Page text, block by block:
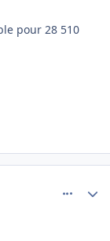
pour 28 510